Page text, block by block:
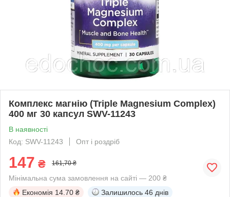
Комплекс магнію (Triple Magnesium Complex)
400 мг 30 капсул SWV-11243
В наявності
Код: SWV-11243
Опт і роздріб
147 ₴ 161,70 ₴
Мінімальна сума замовлення на сайті — 200 ₴
Економія 14.70 ₴ Залишилось 46 днів